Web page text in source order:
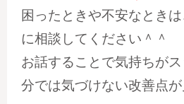
困ったときや不安なとき
に相談してください＾＾
お話することで気持ちが
分では気づけない改善点が